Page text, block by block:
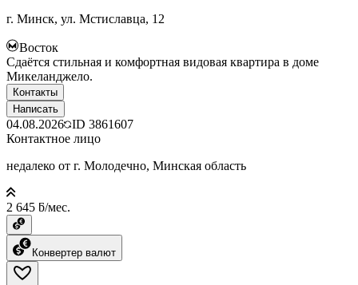
г. Минск, ул. Мстиславца, 12
Восток
Сдаётся стильная и комфортная видовая квартира в доме
Микеланджело.
Контакты
Написать
04.08.2026 ID 3861607
Контактное лицо
недалеко от г. Молодечно, Минская область
2 645 ƃ/мес.
Конвертер валют